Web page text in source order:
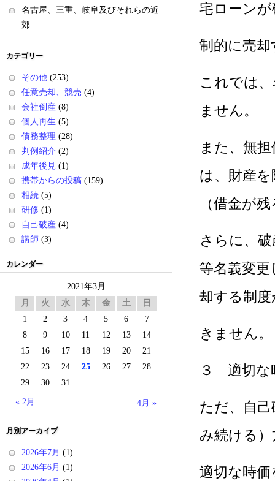
宅ローン
制的に売
これでは
ません。
また、無
は、財産
（借金が
さらに、
等名義変
却する制
きません。
３ 適切な
ただ、自
み続ける
適切な時
名古屋、三重、岐阜及びそれらの近
郊
カテゴリー
その他 (253)
任意売却、競売 (4)
会社倒産 (8)
個人再生 (5)
債務整理 (28)
判例紹介 (2)
成年後見 (1)
携帯からの投稿 (159)
相続 (5)
研修 (1)
自己破産 (4)
講師 (3)
カレンダー
2021年3月
月
火 水 木 金 土 日
« 2月 4月 »
1 2 3 4 5 6
7
8
9 10 11 12 13
14
15
16 17 18 19 20
21
22
23 24 25 26 27
28
29
30 31
月別アーカイブ
2026年7月 (1)
2026年6月 (1)